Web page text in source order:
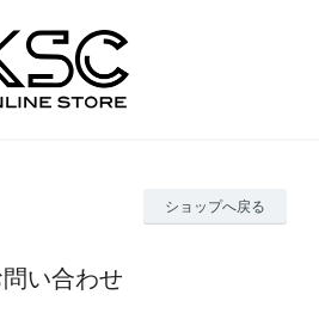
ショップへ戻る
問い合わせ